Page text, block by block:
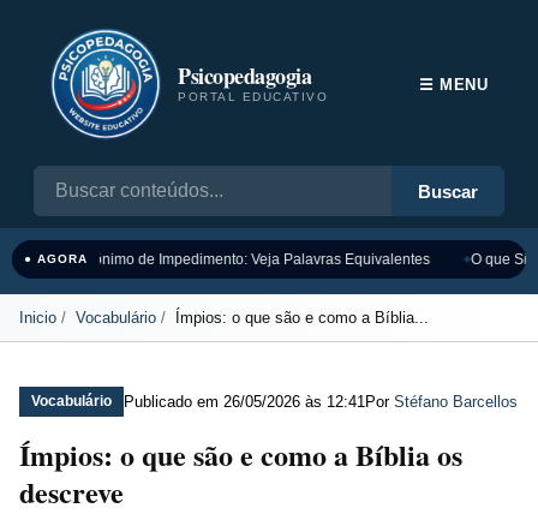
Psicopedagogia
PORTAL EDUCATIVO
Buscar
☰ MENU
● AGORASinônimo de Impedimento: Veja Palavras Equivalentes O que
Inicio Vocabulário Ímpios: o que são e como a Bíblia...
Vocabulário Publicado em 26/05/2026 às 12:41 Por Stéfano Barcellos
Ímpios: o que são e como a Bíblia os
descreve